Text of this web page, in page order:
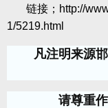
链接； http://
1/5219.html
凡注明来源
请尊重